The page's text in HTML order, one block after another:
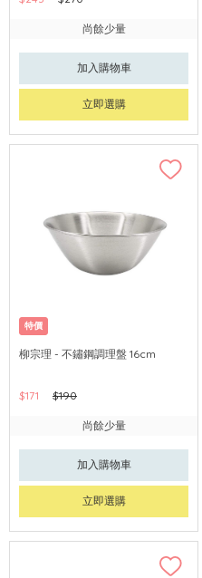
尚餘少量
加入購物車
立即選購
特價
柳宗理 - 不鏽鋼調理盤 16cm
$171 $190
尚餘少量
加入購物車
立即選購